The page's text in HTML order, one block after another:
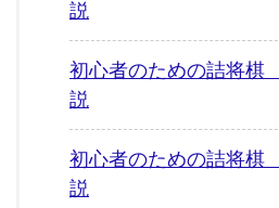
説
初心者のための詰将
説
初心者のための詰将
説